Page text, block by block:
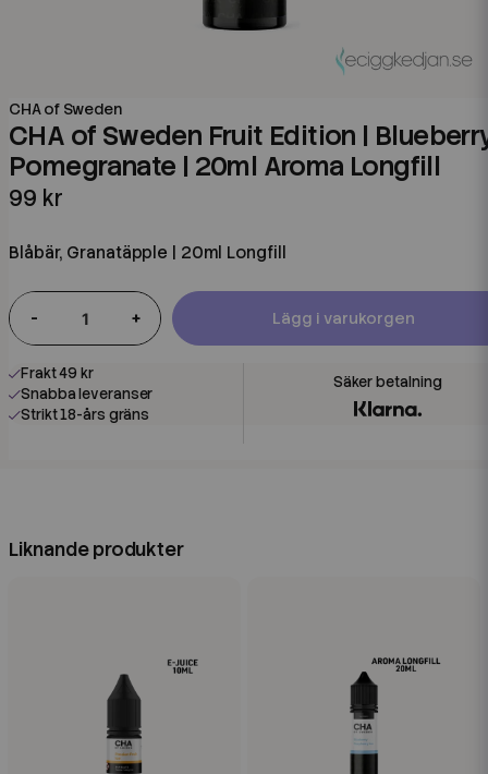
CHA of Sweden
CHA of Sweden Fruit Edition |
Pomegranate | 20ml Aroma Longfill
99 kr
Blåbär, Granatäpple | 20ml Longfill
- + Lägg i varukorgen
Frakt 49 kr
Snabba leveranser
Strikt 18-års gräns
Liknande produkter